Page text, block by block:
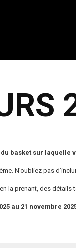
basket sur laquelle
N’oubliez pas
la prenant, des
au 21 novembre